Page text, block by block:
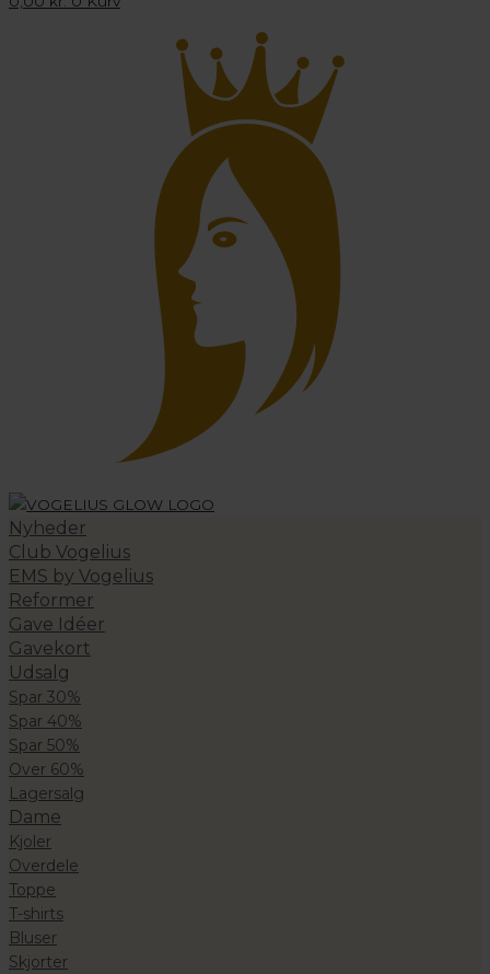
Nyheder
Club Vogelius
EMS by Vogelius
Reformer
Gave Idéer
Gavekort
Udsalg
Spar 30%
Spar 40%
Spar 50%
Over 60%
Lagersalg
Dame
Kjoler
Overdele
Toppe
T-shirts
Bluser
Skjorter